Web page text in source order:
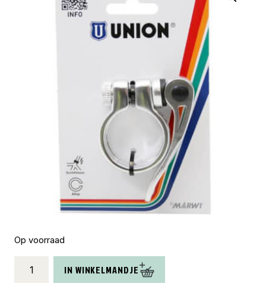
Op voorraad
zadelpenklem
IN WINKELMANDJE